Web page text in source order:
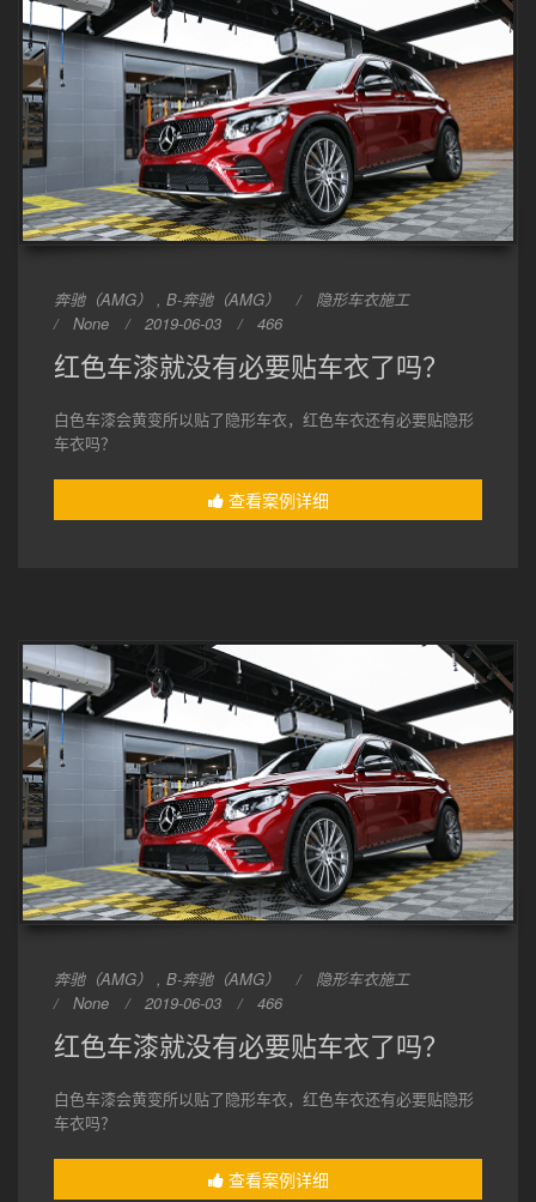
奔驰（AMG） , B-奔驰（AMG）
隐形车衣施工
None
2019-06-03 466
红色车漆就没有必要贴车衣了吗？
白色车漆会黄变所以贴了隐形车衣，红色车衣还有必要贴隐形
车衣吗？
查看案例详细
奔驰（AMG） , B-奔驰（AMG）
隐形车衣施工
None
2019-06-03 466
红色车漆就没有必要贴车衣了吗？
白色车漆会黄变所以贴了隐形车衣，红色车衣还有必要贴隐形
车衣吗？
查看案例详细